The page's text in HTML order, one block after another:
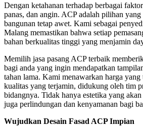
Dengan ketahanan terhadap berbagai
panas, dan angin. ACP adalah pilihan
bangunan tetap awet. Kami sebagai
Malang memastikan bahwa setiap
bahan berkualitas tinggi yang menjamin
Memilih jasa pasang ACP terbaik
bagi anda yang ingin mendapatkan
tahan lama. Kami menawarkan harga yang
kualitas yang terjamin, didukung oleh tim
bidangnya. Tidak hanya estetika yang
juga perlindungan dan kenyamanan bagi
Wujudkan Desain Fasad ACP Impian